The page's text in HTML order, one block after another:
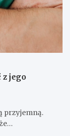
z jego
przyjemną.